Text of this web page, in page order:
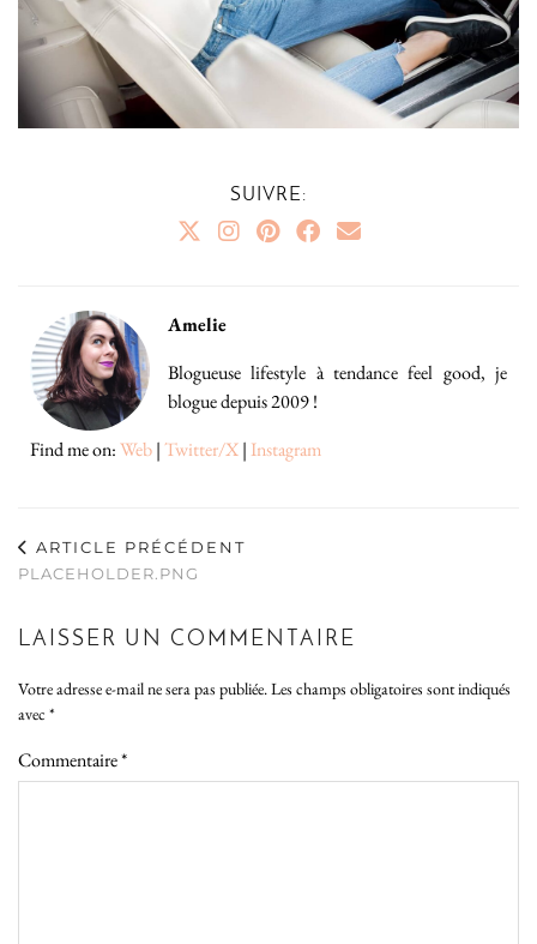
SUIVRE:
Amelie
Blogueuse lifestyle à tendance feel good, je
blogue depuis 2009 !
Find me on:Web|Twitter/X| Instagram
ARTICLE PRÉCÉDENT
PLACEHOLDER.PNG
LAISSER UN COMMENTAIRE
Votre adresse e-mail ne sera pas publiée.Les champs obligatoires sont indiqués
avec *
Commentaire*